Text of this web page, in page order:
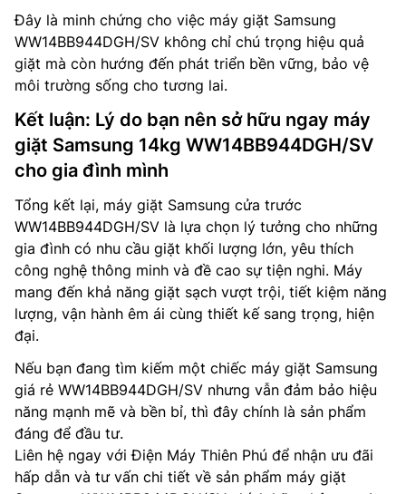
Đây là minh chứng cho việc máy giặt Samsung
WW14BB944DGH/SV không chỉ chú trọng hiệu quả
giặt mà còn hướng đến phát triển bền vững, bảo vệ
môi trường sống cho tương lai.
Kết luận: Lý do bạn nên sở hữu ngay máy
giặt Samsung 14kg WW14BB944DGH/SV
cho gia đình mình
Tổng kết lại, máy giặt Samsung cửa trước
WW14BB944DGH/SV là lựa chọn lý tưởng cho những
gia đình có nhu cầu giặt khối lượng lớn, yêu thích
công nghệ thông minh và đề cao sự tiện nghi. Máy
mang đến khả năng giặt sạch vượt trội, tiết kiệm năng
lượng, vận hành êm ái cùng thiết kế sang trọng, hiện
đại.
Nếu bạn đang tìm kiếm một chiếc máy giặt Samsung
giá rẻ WW14BB944DGH/SV nhưng vẫn đảm bảo hiệu
năng mạnh mẽ và bền bỉ, thì đây chính là sản phẩm
đáng để đầu tư.
Liên hệ ngay với Điện Máy Thiên Phú để nhận ưu đãi
hấp dẫn và tư vấn chi tiết về sản phẩm máy giặt